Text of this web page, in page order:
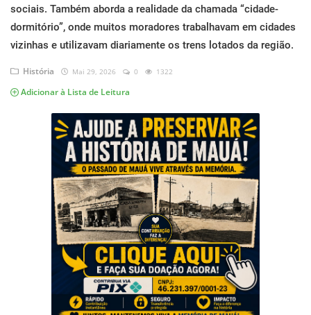
Musica
Fotos
História da Família
Portuguese
sociais. Também aborda a realidade da chamada “cidade-
dormitório”, onde muitos moradores trabalhavam em cidades
vizinhas e utilizavam diariamente os trens lotados da região.
História Mai 29, 2026 0 1322
Adicionar à Lista de Leitura